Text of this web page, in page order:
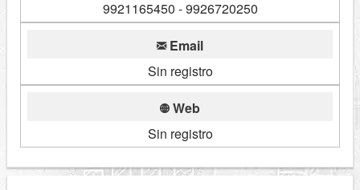
9921165450 - 9926720250
Email
Sin registro
Web
Sin registro